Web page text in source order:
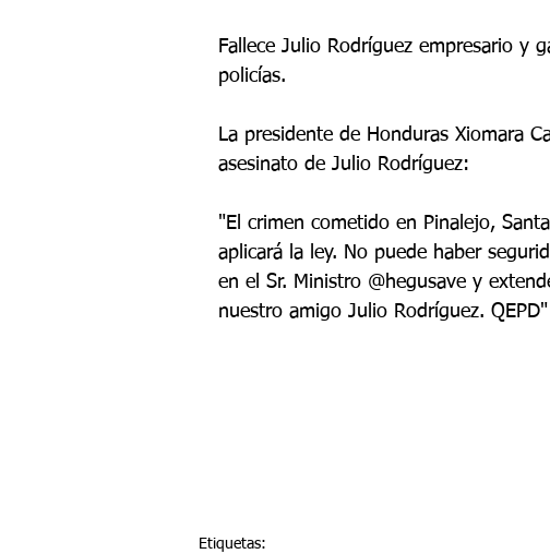
Fallece Julio Rodríguez empresario y
policías.
La presidente de Honduras Xiomara
asesinato de Julio Rodríguez:
"El crimen cometido en Pinalejo,
aplicará la ley. No puede haber
en el Sr. Ministro @hegusave y
nuestro amigo Julio Rodríguez. QEPD"
Etiquetas: